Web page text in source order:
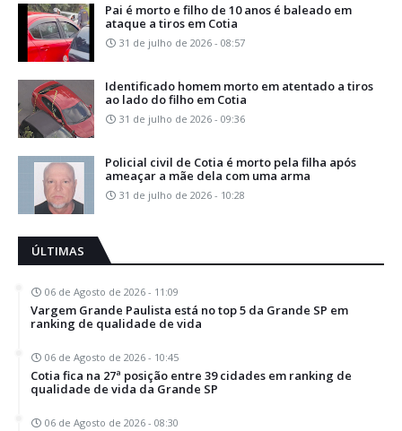
Pai é morto e filho de 10 anos é baleado em
ataque a tiros em Cotia
31 de julho de 2026 - 08:57
Identificado homem morto em atentado a tiros
ao lado do filho em Cotia
31 de julho de 2026 - 09:36
Policial civil de Cotia é morto pela filha após
ameaçar a mãe dela com uma arma
31 de julho de 2026 - 10:28
ÚLTIMAS
06 de Agosto de 2026 - 11:09
Vargem Grande Paulista está no top 5 da Grande SP em
ranking de qualidade de vida
06 de Agosto de 2026 - 10:45
Cotia fica na 27ª posição entre 39 cidades em ranking de
qualidade de vida da Grande SP
06 de Agosto de 2026 - 08:30